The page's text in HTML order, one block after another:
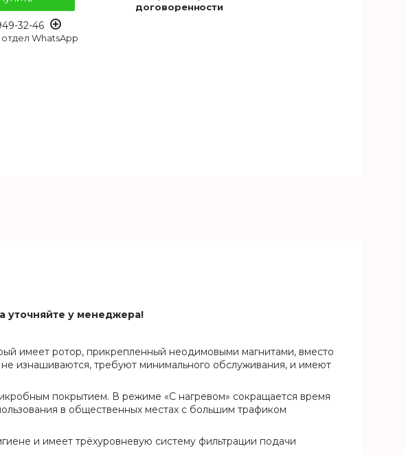
32-46
WhatsApp
договоренности
уточняйте у менеджера!
имеет ротор, прикрепленный неодимовыми магнитами, вместо
изнашиваются, требуют минимального обслуживания, и имеют
покрытием. В режиме «С нагревом» сокращается время
в общественных местах с большим трафиком
и имеет трёхуровневую систему фильтрации подачи